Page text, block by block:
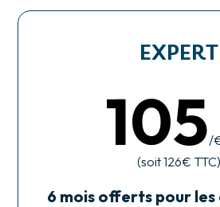
EXPERT
105/
(soit 126€ TTC)
6 mois offerts pour les